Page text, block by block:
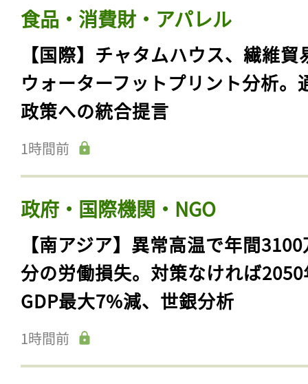
食品・消費財・アパレル
【国際】チャタムハウス、繊維貿
ウォーターフットプリント分析。
政策への統合提言
1時間前
政府・国際機関・NGO
【南アジア】異常高温で年間
分の労働損失。対策なければ
GDP最大7%減、世銀分析
1時間前